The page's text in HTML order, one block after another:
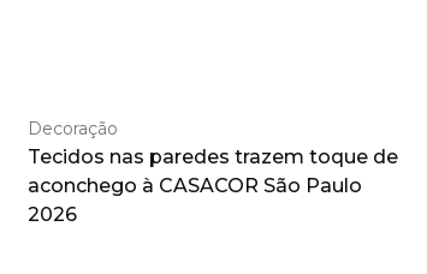
Decoração
Tecidos nas paredes trazem toque de
aconchego à CASACOR São Paulo
2026